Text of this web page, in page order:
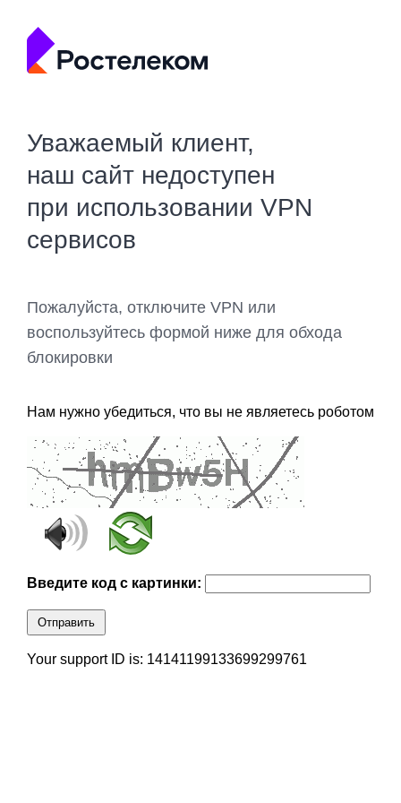
Уважаемый клиент,
наш сайт недоступен
при использовании VPN
сервисов
Пожалуйста, отключите VPN или
воспользуйтесь формой ниже для обхода
блокировки
Нам нужно убедиться, что вы не являетесь роботом
Введите код с картинки:
Отправить
Your support ID is: 14141199133699299761